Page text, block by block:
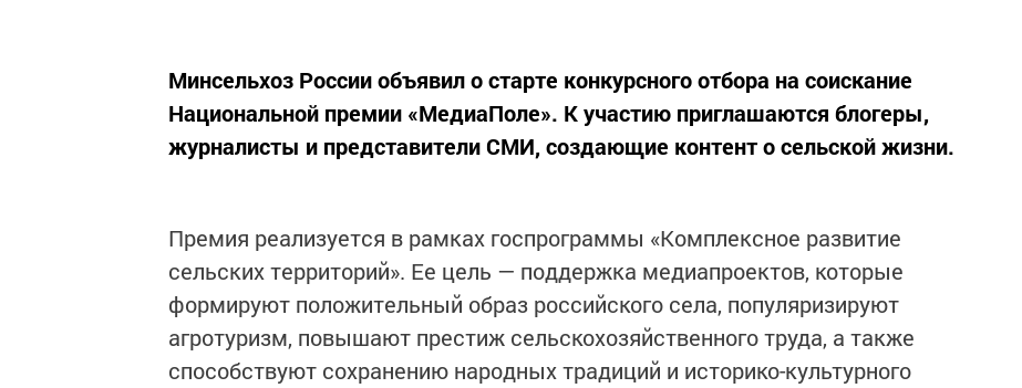
Минсельхоз России объявил о старте конкурсного отбора на соискание
Национальной премии «МедиаПоле». К участию приглашаются блогеры,
журналисты и представители СМИ, создающие контент о сельской жизни.
Премия реализуется в рамках госпрограммы «Комплексное развитие
сельских территорий». Ее цель — поддержка медиапроектов, которые
формируют положительный образ российского села, популяризируют
агротуризм, повышают престиж сельскохозяйственного труда, а также
способствуют сохранению народных традиций и историко-культурного